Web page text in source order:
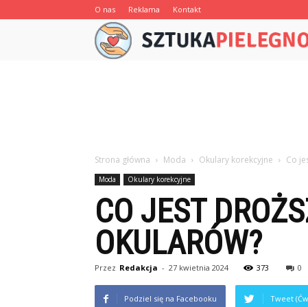
O nas Reklama Kontakt
Strona główna Moda Okulary korekcyjne Co
Moda Okulary korekcyjne
CO JEST
OKULARÓW?
Przez Redakcja - 27 kwietnia 2024 373 0
Podziel się na Facebooku Tweet